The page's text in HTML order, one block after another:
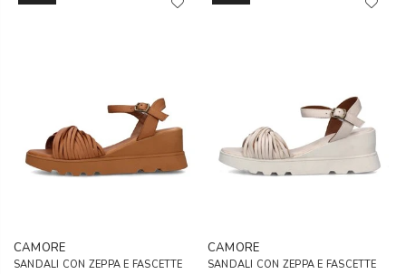
CAMORE
SANDALI CON ZEPPA E FASCETTE
CAMORE
SANDALI CON ZEPPA E FASCETTE